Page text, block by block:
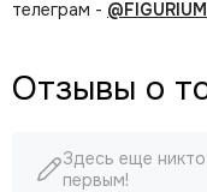
телеграм -
Отзывы о
Здесь еще
первым!